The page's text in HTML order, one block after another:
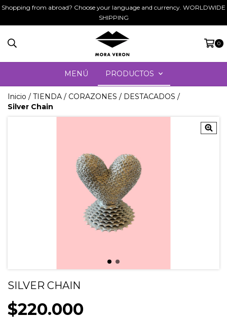
Shopping from abroad? Choose your language and currency. WORLDWIDE
SHIPPING
0
MENÚ PRODUCTOS
Inicio / TIENDA / CORAZONES / DESTACADOS /
Silver Chain
SILVER CHAIN
$220.000